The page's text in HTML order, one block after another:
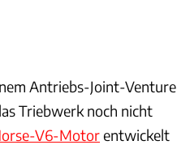
Antriebs-Joint-Venture
Triebwerk noch nicht
V6-Motorentwickelt